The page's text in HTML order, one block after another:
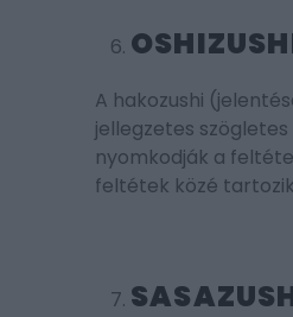
A hakozushi
jellegzetes
nyomkodják a
feltétek közé